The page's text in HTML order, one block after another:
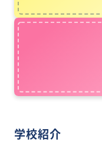
学校紹介